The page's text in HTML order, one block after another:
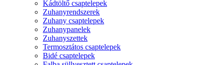
Kádtöltő csaptelepek
Zuhanyrendszerek
Zuhany csaptelepek
Zuhanypanelek
Zuhanyszettek
Termosztátos csaptelepek
Bidé csaptelepek